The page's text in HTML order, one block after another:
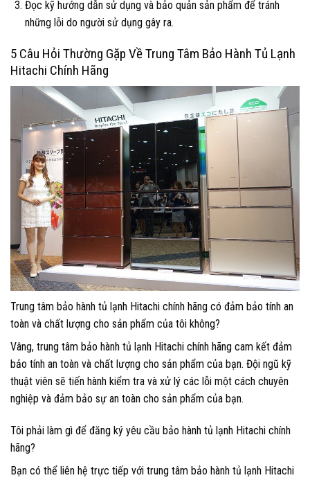
Đọc kỹ hướng dẫn sử dụng và bảo quản sản phẩm để tránh
những lỗi do người sử dụng gây ra.
5 Câu Hỏi Thường Gặp Về Trung Tâm Bảo Hành Tủ Lạnh
Hitachi Chính Hãng
Trung tâm bảo hành tủ lạnh Hitachi chính hãng có đảm bảo tính an
toàn và chất lượng cho sản phẩm của tôi không?
Vâng, trung tâm bảo hành tủ lạnh Hitachi chính hãng cam kết đảm
bảo tính an toàn và chất lượng cho sản phẩm của bạn. Đội ngũ kỹ
thuật viên sẽ tiến hành kiểm tra và xử lý các lỗi một cách chuyên
nghiệp và đảm bảo sự an toàn cho sản phẩm của bạn.
Tôi phải làm gì để đăng ký yêu cầu bảo hành tủ lạnh Hitachi chính
hãng?
Bạn có thể liên hệ trực tiếp với trung tâm bảo hành tủ lạnh Hitachi